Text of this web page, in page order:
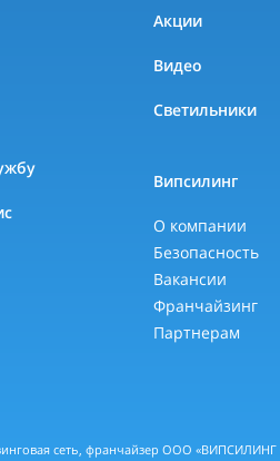
Акции
Видео
Светильники
Випсилинг
О компании
Безопасность
Вакансии
Франчайзинг
Партнерам
сеть, франчайзер ООО